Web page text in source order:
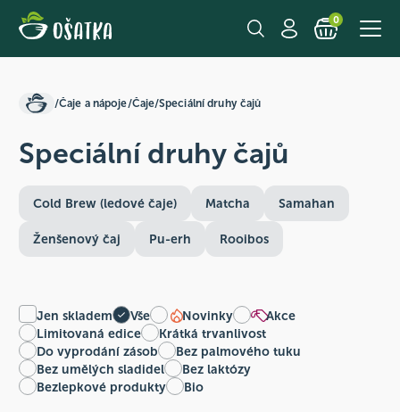
0
/Čaje a nápoje/Čaje/Speciální druhy čajů
Speciální druhy čajů
Cold Brew (ledové čaje) Matcha Samahan
Ženšenový čaj Pu-erh Rooibos
Jen skladem Vše Novinky
Akce
Limitovaná edice
Krátká trvanlivost
Do vyprodání zásob
Bez palmového tuku
Bez umělých sladidel
Bez laktózy
Bezlepkové produkty
Bio